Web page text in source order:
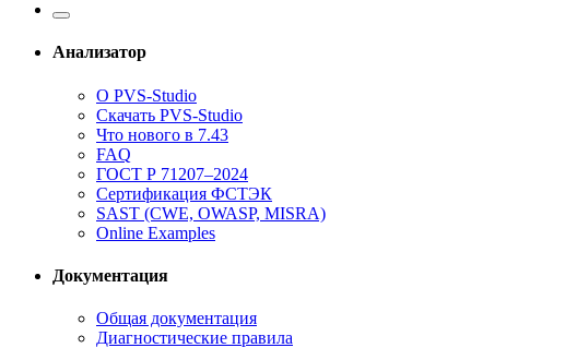
Анализатор
О PVS-Studio
Скачать PVS-Studio
Что нового в 7.43
FAQ
ГОСТ Р 71207–2024
Сертификация ФСТЭК
SAST (CWE, OWASP, MISRA)
Online Examples
Документация
Общая документация
Диагностические правила